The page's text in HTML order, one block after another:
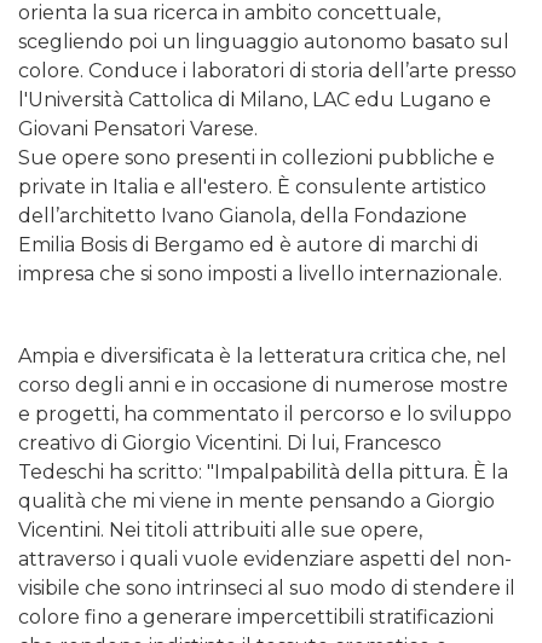
orienta la sua ricerca in ambito concettuale,
scegliendo poi un linguaggio autonomo basato sul
colore. Conduce i laboratori di storia dell’arte presso
l'Università Cattolica di Milano, LAC edu Lugano e
Giovani Pensatori Varese.
Sue opere sono presenti in collezioni pubbliche e
private in Italia e all'estero. È consulente artistico
dell’architetto Ivano Gianola, della Fondazione
Emilia Bosis di Bergamo ed è autore di marchi di
impresa che si sono imposti a livello internazionale.
Ampia e diversificata è la letteratura critica che, nel
corso degli anni e in occasione di numerose mostre
e progetti, ha commentato il percorso e lo sviluppo
creativo di Giorgio Vicentini. Di lui, Francesco
Tedeschi ha scritto: "Impalpabilità della pittura. È la
qualità che mi viene in mente pensando a Giorgio
Vicentini. Nei titoli attribuiti alle sue opere,
attraverso i quali vuole evidenziare aspetti del non-
visibile che sono intrinseci al suo modo di stendere il
colore fino a generare impercettibili stratificazioni